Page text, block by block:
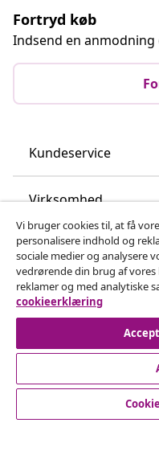
Fortryd køb
Indsend en
Kundeservice
Virksomhed
vidaXL
Opdag mere
© 2008-2026
Vi bruger cookies til, at få
personalisere indhold og
sociale medier og analysere
vedrørende din brug af vores
reklamer og med analytiske
cookieerklæring